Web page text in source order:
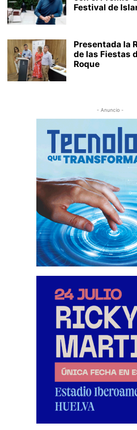
Festival de
Presentada la
de las Fiestas
Roque
- Anuncio -